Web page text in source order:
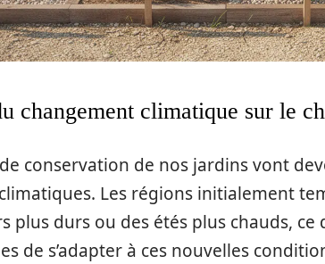
changement climatique sur le
conservation de nos jardins vont
Les régions initialement
plus durs ou des étés plus chauds,
de s’adapter à ces nouvelles